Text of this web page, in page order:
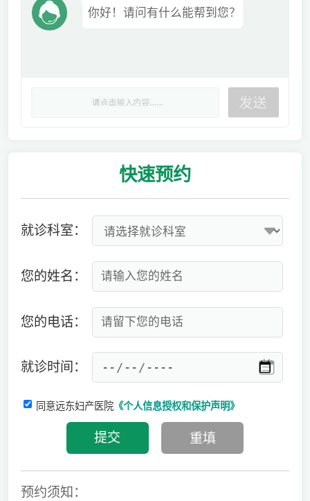
你好！请问有什么能帮到您？
快速预约
就诊科室：
您的姓名：
您的电话：
就诊时间：
同意远东妇产医院《个人信息授权和保护声明》
预约须知：